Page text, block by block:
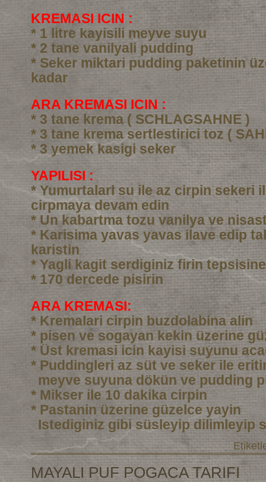
KREMASI ICIN :
* 1 litre kayisili meyve suyu
* 2 tane vanilyali pudding
* Seker miktari pudding paketinin
kadar
ARA KREMASI ICIN :
* 3 tane krema ( SCHLAGSAHNE )
* 3 tane krema sertlestirici toz (
* 3 yemek kasigi seker
YAPILISI :
* Yumurtalari su ile az cirpin sekeri
cirpmaya devam edin
* Un kabartma tozu vanilya ve
* Karisima yavas yavas ilave edip
karistin
* Yagli kagit serdiginiz firin
* 170 dercede pisirin
ARA KREMASI:
* Kremalari cirpin buzdolabina alin
* pisen ve sogayan kekin üzerine
* Üst kremasi icin kayisi suyunu
* Puddingleri az süt ve seker ile
meyve suyuna dökün ve pudding
* Mikser ile 10 dakika cirpin
* Pastanin üzerine güzelce yayin
Istediginiz gibi süsleyip dilimleyip
MAYALI PUF POGACA TARIFI